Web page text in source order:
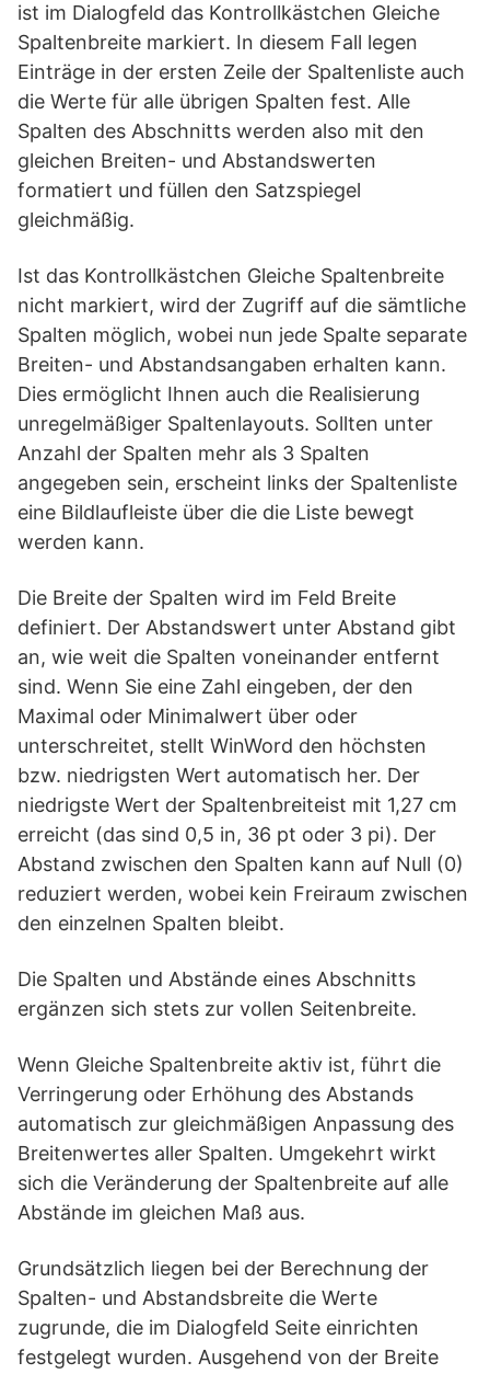
ist im Dialogfeld das Kontrollkästchen Gleiche
Spaltenbreite markiert. In diesem Fall legen
Einträge in der ersten Zeile der Spaltenliste auch
die Werte für alle übrigen Spalten fest. Alle
Spalten des Abschnitts werden also mit den
gleichen Breiten- und Abstandswerten
formatiert und füllen den Satzspiegel
gleichmäßig.
Ist das Kontrollkästchen Gleiche Spaltenbreite
nicht markiert, wird der Zugriff auf die sämtliche
Spalten möglich, wobei nun jede Spalte separate
Breiten- und Abstandsangaben erhalten kann.
Dies ermöglicht Ihnen auch die Realisierung
unregelmäßiger Spaltenlayouts. Sollten unter
Anzahl der Spalten mehr als 3 Spalten
angegeben sein, erscheint links der Spaltenliste
eine Bildlaufleiste über die die Liste bewegt
werden kann.
Die Breite der Spalten wird im Feld Breite
definiert. Der Abstandswert unter Abstand gibt
an, wie weit die Spalten voneinander entfernt
sind. Wenn Sie eine Zahl eingeben, der den
Maximal oder Minimalwert über oder
unterschreitet, stellt WinWord den höchsten
bzw. niedrigsten Wert automatisch her. Der
niedrigste Wert der Spaltenbreiteist mit 1,27 cm
erreicht (das sind 0,5 in, 36 pt oder 3 pi). Der
Abstand zwischen den Spalten kann auf Null (0)
reduziert werden, wobei kein Freiraum zwischen
den einzelnen Spalten bleibt.
Die Spalten und Abstände eines Abschnitts
ergänzen sich stets zur vollen Seitenbreite.
Wenn Gleiche Spaltenbreite aktiv ist, führt die
Verringerung oder Erhöhung des Abstands
automatisch zur gleichmäßigen Anpassung des
Breitenwertes aller Spalten. Umgekehrt wirkt
sich die Veränderung der Spaltenbreite auf alle
Abstände im gleichen Maß aus.
Grundsätzlich liegen bei der Berechnung der
Spalten- und Abstandsbreite die Werte
zugrunde, die im Dialogfeld Seite einrichten
festgelegt wurden. Ausgehend von der Breite